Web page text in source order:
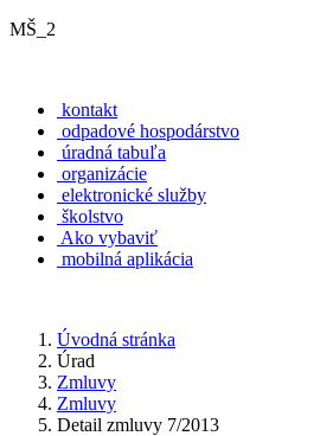
MŠ_2
kontakt
odpadové hospodárstvo
úradná tabuľa
organizácie
elektronické služby
školstvo
Ako vybaviť
mobilná aplikácia
Úvodná stránka
Úrad
Zmluvy
Zmluvy
Detail zmluvy 7/2013